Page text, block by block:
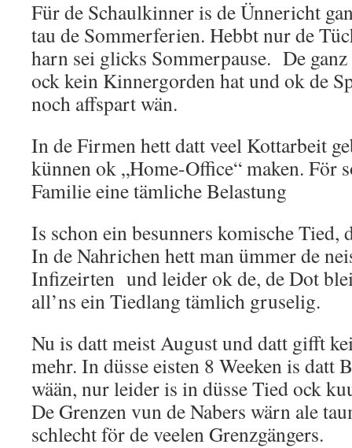
Für de Schaulkinner is de Ünnericht
tau de Sommerferien. Hebbt nur de
harn sei glicks Sommerpause. De
ock kein Kinnergorden hat und ok de
noch affspart wän.
In de Firmen hett datt veel Kottarbeit
künnen ok „Home-Office“ maken. För
Familie eine tämliche Belastung
Is schon ein besunners komische Tied,
In de Nahrichen hett man ümmer de
Infizeirten und leider ok de, de Dot
all’ns ein Tiedlang tämlich gruselig.
Nu is datt meist August und datt gifft
mehr. In düsse eisten 8 Weeken is
wään, nur leider is in düsse Tied ock
De Grenzen vun de Nabers wärn ale
schlecht för de veelen Grenzgängers.